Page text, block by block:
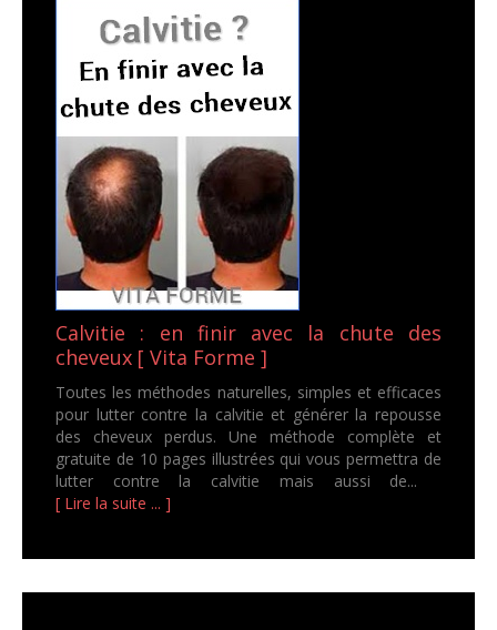
Calvitie : en finir avec la chute des
cheveux [ Vita Forme ]
Toutes les méthodes naturelles, simples et efficaces
pour lutter contre la calvitie et générer la repousse
des cheveux perdus. Une méthode complète et
gratuite de 10 pages illustrées qui vous permettra de
lutter contre la calvitie mais aussi de...
[ Lire la suite ... ]